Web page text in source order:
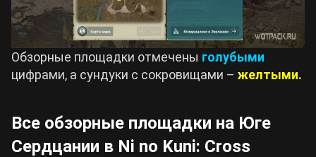
Обзорные площадки отмечены голубыми
цифрами, а сундуки с сокровищами – желтыми.
Все обзорные площадки на Юге
Сердцании в Ni no Kuni: Cross